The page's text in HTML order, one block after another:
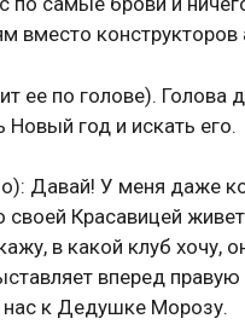
вместо
ее по голове).
Новый год и искать его.
Давай! У меня даже
своей Красавицей
в какой клуб хочу,
вперед правую
нас к Дедушке Морозу.